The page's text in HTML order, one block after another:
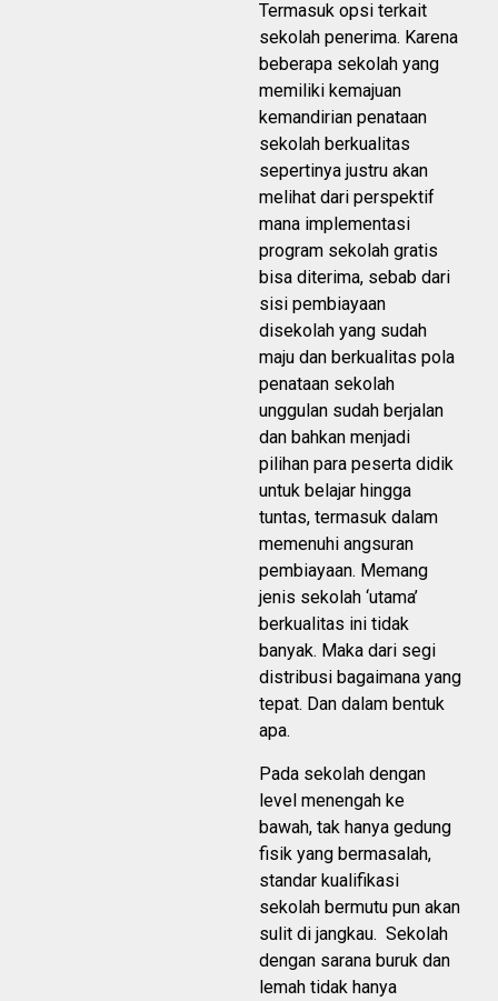
Termasuk opsi terkait
sekolah penerima. Karena
beberapa sekolah yang
memiliki kemajuan
kemandirian penataan
sekolah berkualitas
sepertinya justru akan
melihat dari perspektif
mana implementasi
program sekolah gratis
bisa diterima, sebab dari
sisi pembiayaan
disekolah yang sudah
maju dan berkualitas pola
penataan sekolah
unggulan sudah berjalan
dan bahkan menjadi
pilihan para peserta didik
untuk belajar hingga
tuntas, termasuk dalam
memenuhi angsuran
pembiayaan. Memang
jenis sekolah ‘utama’
berkualitas ini tidak
banyak. Maka dari segi
distribusi bagaimana yang
tepat. Dan dalam bentuk
apa.
Pada sekolah dengan
level menengah ke
bawah, tak hanya gedung
fisik yang bermasalah,
standar kualifikasi
sekolah bermutu pun akan
sulit di jangkau. Sekolah
dengan sarana buruk dan
lemah tidak hanya